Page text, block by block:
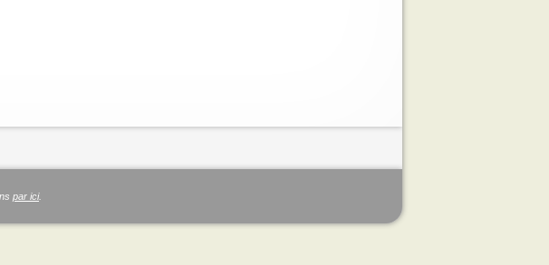
par ici.